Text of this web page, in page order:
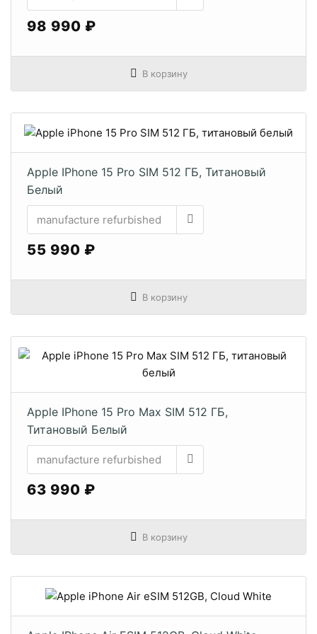
98 990 ₽
В корзину
Apple IPhone 15 Pro SIM 512 ГБ, Титановый
Белый
55 990 ₽
В корзину
Apple IPhone 15 Pro Max SIM 512 ГБ,
Титановый Белый
63 990 ₽
В корзину